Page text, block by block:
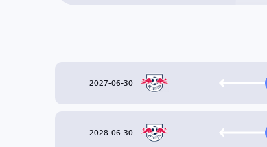
2027-06-30
2028-06-30